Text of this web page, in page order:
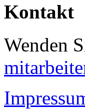
Kontakt
Wenden